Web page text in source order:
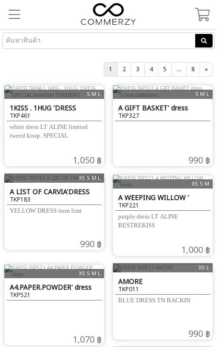
1 2 3 4 5 ... 8 »
S M L
1KISS . 1HUG 'DRESS
(SPECIAL collection
THEKISSP.)
TKP461
white dress LT ALINE limited
tweed kissp. SPECIAL
1,050 ฿
S M L
A GIFT BASKET' dress
(x'mas collection)
TKP327
990 ฿
XS S M L
A LIST OF CARVIA'DRESS
TKP183
YELLOW DRESS item limi
990 ฿
XS S M
A WEEPING WILLOW '
dress
TKP221
purple dress LT ALINE
BESTREKISS
1,000 ฿
XS S M L
A4.PAPER.POWDER' dress
TKP521
1,070 ฿
XS L
AMORE
TKP011
BLUE DRESS TN BACKIN
990 ฿